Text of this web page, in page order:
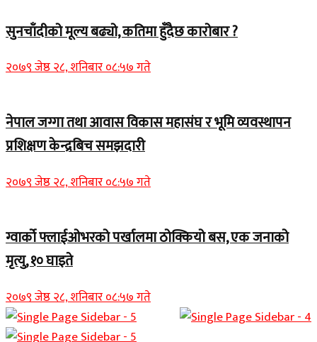
सुनचाँदीको मूल्य बढ्यो, कतिमा हुँदैछ कारोबार ?
२०७९ जेष्ठ २८, शनिबार ०८:५७ गते
नेपाल जग्गा तथा आवास विकास महासंघ र भूमि व्यवस्थापन
प्रशिक्षण केन्द्रबिच समझदारी
२०७९ जेष्ठ २८, शनिबार ०८:५७ गते
ग्वार्को फ्लाईओभरको पर्खालमा ठोक्कियो बस, एक जनाको
मृत्यु, १० घाइते
२०७९ जेष्ठ २८, शनिबार ०८:५७ गते